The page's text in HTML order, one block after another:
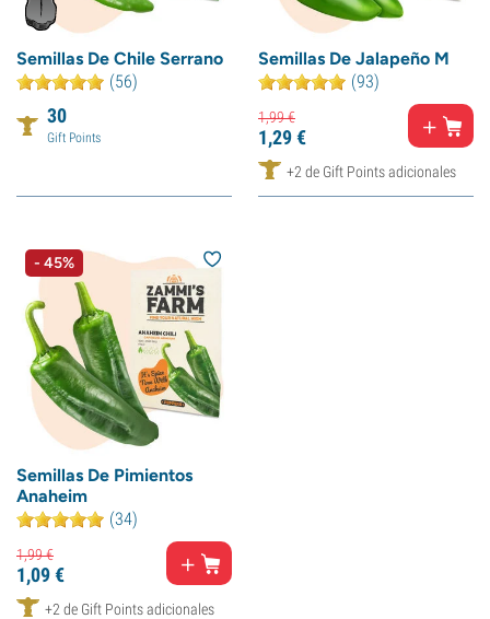
Semillas De Chile Serrano
(56)
30
Gift Points
Semillas De Jalapeño M
(93)
1,99€
1,29€
+2 de Gift Points adicionales
- 45%
Semillas De Pimientos
Anaheim
(34)
1,99€
1,09€
+2 de Gift Points adicionales